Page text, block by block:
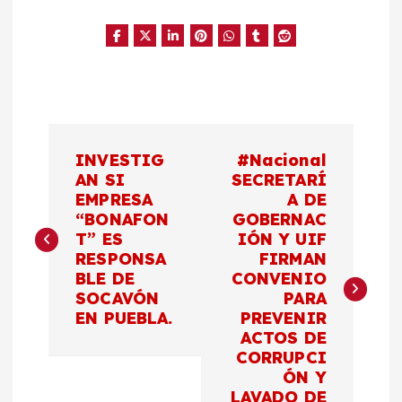
v
INVESTIG
AN SI
EMPRESA
“BONAFON
T” ES
RESPONSA
BLE DE
SOCAVÓN
EN PUEBLA.
#Nacional
SECRETARÍ
A DE
GOBERNAC
IÓN Y UIF
FIRMAN
CONVENIO
PARA
PREVENIR
ACTOS DE
CORRUPCI
ÓN Y
LAVADO DE